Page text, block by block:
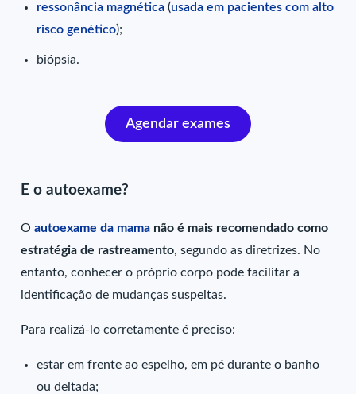
ressonância magnética(usada em pacientes com alto
risco genético);
biópsia.
Agendar exames
E o autoexame?
Oautoexame da mama não é mais recomendado como
estratégia de rastreamento, segundo as diretrizes. No
entanto, conhecer o próprio corpo pode facilitar a
identificação de mudanças suspeitas.
Para realizá-lo corretamente é preciso:
estar em frente ao espelho, em pé durante o banho
ou deitada;